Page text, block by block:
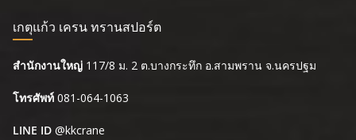
เกตุแก้ว เครน ทรานสปอร์ต
สำนักงานใหญ่ 117/8 ม. 2 ต.บางกระทึก อ.สามพราน จ.นครปฐม
โทรศัพท์ 081-064-1063
LINE ID @kkcrane